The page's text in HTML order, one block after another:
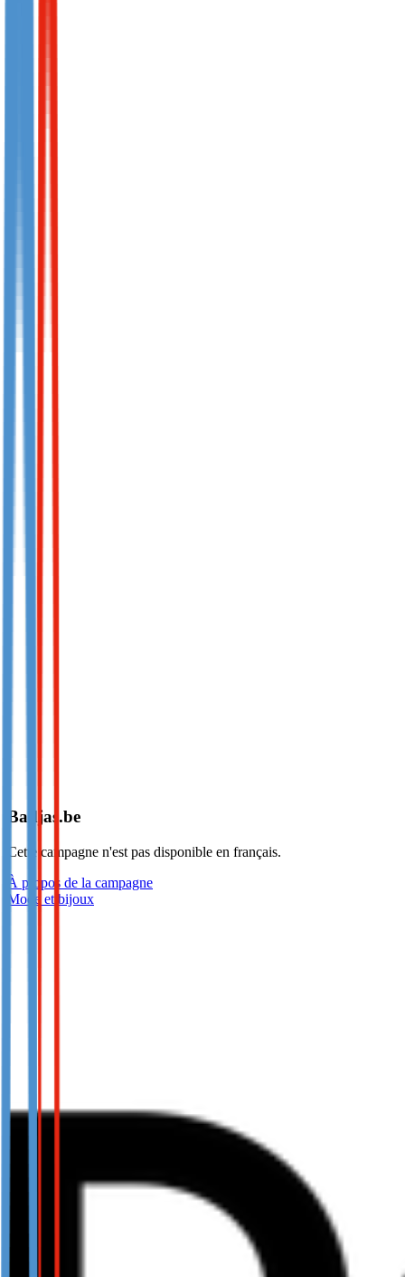
Badjas.be
Cette campagne n'est pas disponible en français.
À propos de la campagne
Mode et bijoux